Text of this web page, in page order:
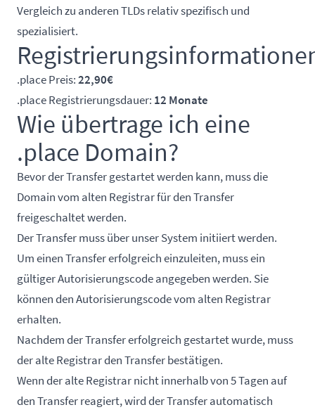
Vergleich zu anderen TLDs relativ spezifisch und
spezialisiert.
.place Preis:22,90€
.place Registrierungsdauer: 12 Monate
Wie übertrage ich eine
.place Domain?
Bevor der Transfer gestartet werden kann, muss die
Domain vom alten Registrar für den Transfer
freigeschaltet werden.
Der Transfer muss über unser System initiiert werden.
Um einen Transfer erfolgreich einzuleiten, muss ein
gültiger Autorisierungscode angegeben werden. Sie
können den Autorisierungscode vom alten Registrar
erhalten.
Nachdem der Transfer erfolgreich gestartet wurde, muss
der alte Registrar den Transfer bestätigen.
Wenn der alte Registrar nicht innerhalb von 5 Tagen auf
den Transfer reagiert, wird der Transfer automatisch